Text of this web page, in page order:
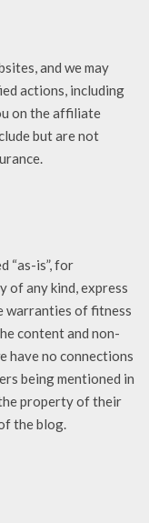
and we may
actions, including
on the affiliate
but are not
“as-is”, for
of any kind, express
warranties of fitness
content and non-
have no connections
being mentioned in
property of their
the blog.